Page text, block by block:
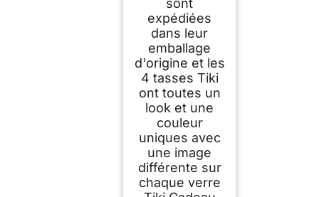
expédiées
dans leur
emballage
d'origine et les
4 tasses Tiki
ont toutes un
look et une
couleur
uniques avec
une image
différente sur
chaque verre